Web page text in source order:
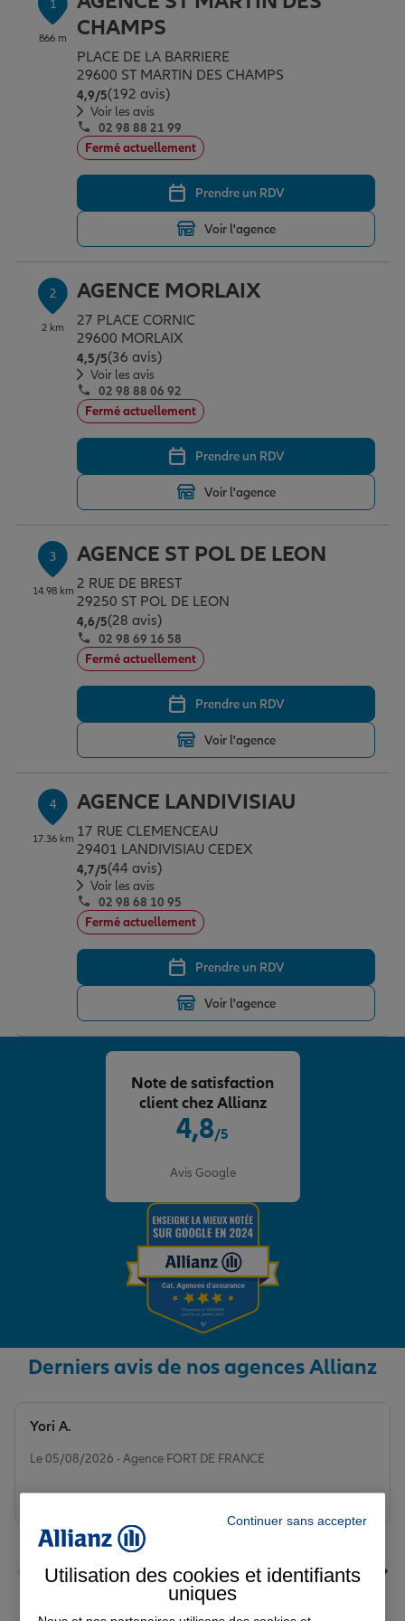
Assurance emprunteur
Prévoyance et dépendance
Assurance animal de compagnie
Protection de la famille
Protection juridique
Épargne & retraite
Plan épargne retraite
Assurance vie
Placements financiers
Transmission
Vos projets
Partir en vacances
Déménager
Départ à la retraite
Préparer l’avenir
Conseil assurance
Outre-mer
Assurance habitation
Le Pack Famille
Garantie des accidents de la vie
Assurance scolaire
Protection juridique
Retraite
Tous nos devis d'assurance
Allianz en France
1
866 m
CHAMPS
PLACE DE LA BARRIERE
29600 ST MARTIN DES CHAMPS
4,9/5Note de 4.9 sur 5
(192 avis)
Voir les avis
02 98 88 21 99
Fermé actuellement
Prendre un RDV
Voir l'agence
2
2 km
AGENCE MORLAIX
27 PLACE CORNIC
29600 MORLAIX
4,5/5Note de 4.5 sur 5
(36 avis)
Voir les avis
02 98 88 06 92
Fermé actuellement
Prendre un RDV
Voir l'agence
3
14.98 km
AGENCE ST POL DE LEON
2 RUE DE BREST
29250 ST POL DE LEON
4,6/5Note de 4.6 sur 5
(28 avis)
02 98 69 16 58
Fermé actuellement
Prendre un RDV
Voir l'agence
4
17.36 km
AGENCE LANDIVISIAU
17 RUE CLEMENCEAU
29401 LANDIVISIAU CEDEX
4,7/5Note de 4.7 sur 5
(44 avis)
Voir les avis
02 98 68 10 95
Fermé actuellement
Prendre un RDV
Voir l'agence
4,8/5
Avis Google
Note de satisfaction
client chez Allianz
Derniers avis de nos agences Allianz
Le 05/08/2026 - Agence FORT DE FRANCE
Yori A.
Continuer sans accepter
Utilisation des cookies et identifiants
uniques